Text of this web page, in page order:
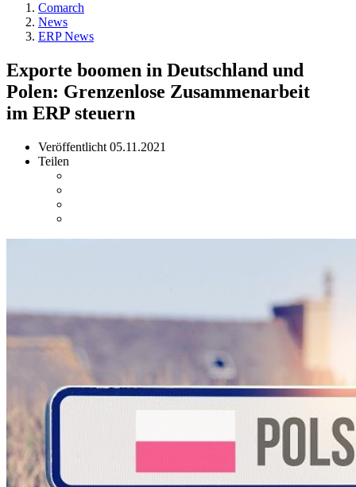
Comarch
News
ERP News
Exporte boomen in Deutschland und
Polen: Grenzenlose Zusammenarbeit
im ERP steuern
Veröffentlicht 05.11.2021
Teilen